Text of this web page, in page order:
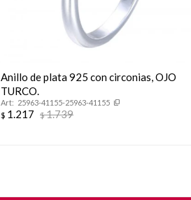
Anillo de plata 925 con circonias, OJO
TURCO.
25963-41155-25963-41155
$ 1.217 $1.739